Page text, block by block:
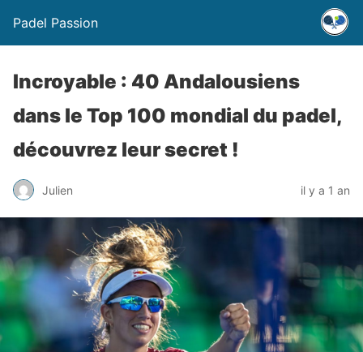
Padel Passion
Incroyable : 40 Andalousiens
dans le Top 100 mondial du padel,
découvrez leur secret !
Julien il y a 1 an